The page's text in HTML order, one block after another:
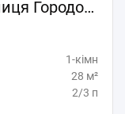
Оренда квартири Львів вулиця Городоцька
1-кімн
28 м²
2/3 п